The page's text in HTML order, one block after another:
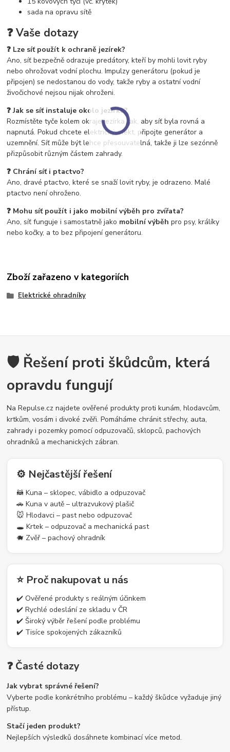
sada na opravu sítě
❓ Vaše dotazy
❓ Lze síť použít k ochraně jezírek?
Ano, síť bezpečně odrazuje predátory, kteří by mohli lovit ryby
nebo ohrožovat vodní plochu. Impulzy generátoru (pokud je
připojen) se nedostanou do vody, takže ryby a ostatní vodní
živočichové nejsou nijak ohroženi.
❓ Jak se síť instaluje okolo jezírka?
Rozmístěte tyče kolem okraje jezírka tak, aby síť byla rovná a
napnutá. Pokud chcete elektrický efekt, připojte generátor a
uzemnění. Síť může být lehce přesouvatelná, takže ji lze sezónně
přizpůsobit různým částem zahrady.
❓ Chrání síť i ptactvo?
Ano, dravé ptactvo, které se snaží lovit ryby, je odrazeno. Malé
ptactvo není ohroženo.
❓ Mohu síť použít i jako mobilní výběh pro zvířata?
Ano, síť funguje i samostatně jako mobilní výběh pro psy, králíky
nebo kočky, a to bez připojení generátoru.
Zboží zařazeno v kategoriích
Elektrické ohradníky
🛡️ Řešení proti škůdcům, která
opravdu fungují
Na Repulse.cz najdete ověřené produkty proti kunám, hlodavcům,
krtkům, vosám i divoké zvěři. Pomáháme chránit střechy, auta,
zahrady i pozemky pomocí odpuzovačů, sklopců, pachových
ohradníků a mechanických zábran.
⚙️ Nejčastější řešení
🦝 Kuna – sklopec, vábidlo a odpuzovač
🚗 Kuna v autě – ultrazvukový plašič
🐭 Hlodavci – past nebo odpuzovač
🕳️ Krtek – odpuzovač a mechanická past
🐗 Zvěř – pachový ohradník
⭐ Proč nakupovat u nás
✔️ Ověřené produkty s reálným účinkem
✔️ Rychlé odeslání ze skladu v ČR
✔️ Široký výběr řešení podle problému
✔️ Tisíce spokojených zákazníků
❓ Časté dotazy
Jak vybrat správné řešení?
Vyberte podle konkrétního problému – každý škůdce vyžaduje jiný
přístup.
Stačí jeden produkt?
Nejlepších výsledků dosáhnete kombinací více metod.